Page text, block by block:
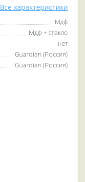
Все характеристики
Мдф
Мдф + стекло
нет
Guardian (Россия)
Guardian (Россия)